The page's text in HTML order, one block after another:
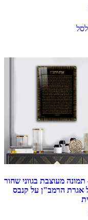
– תמונה מעוצבת בגווני שחור
אגרת הרמב"ן על קנבס